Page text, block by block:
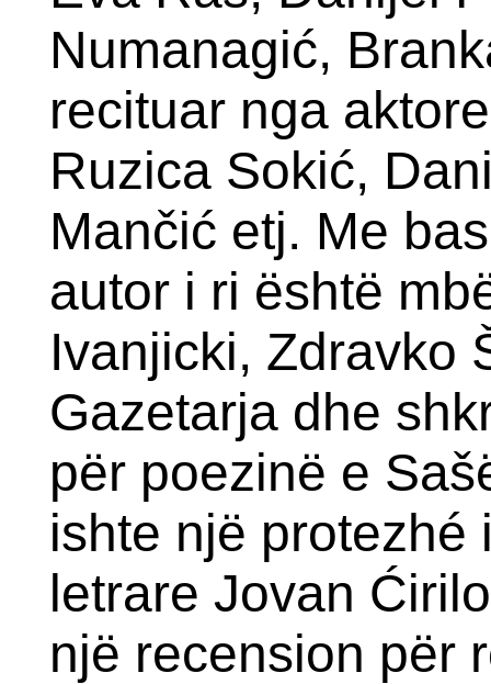
Numanagić,
recituar nga
Ruzica Sokić,
Mančić etj. Me
autor i ri është
Ivanjicki, Zdravko
Gazetarja dhe
për poezinë e
ishte një protezhé
letrare Jovan
një recension për